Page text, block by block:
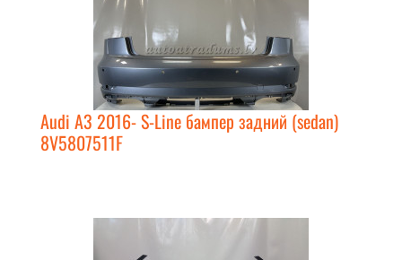
Audi A3 2016- S-Line бампер задний (sedan)
8V5807511F